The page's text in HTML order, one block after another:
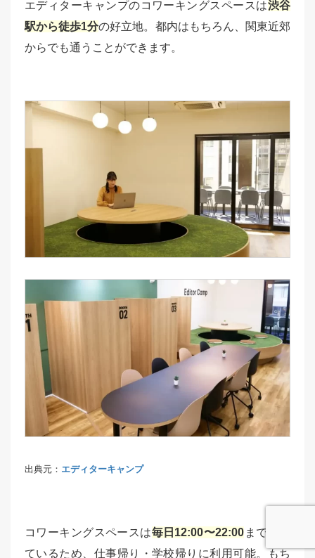
エディターキャンプのコワーキングスペースは渋谷
駅から徒歩1分の好立地。都内はもちろん、関東近郊
からでも通うことができます。
出典元： エディターキャンプ
コワーキングスペースは毎日12:00〜22:00 まで空い
ているため、仕事帰り・学校帰りに利用可能。もち